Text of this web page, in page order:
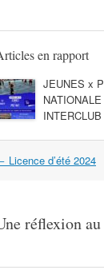
en rapport
JEUNES x
dans les
Licence d’été 2024
réflexion